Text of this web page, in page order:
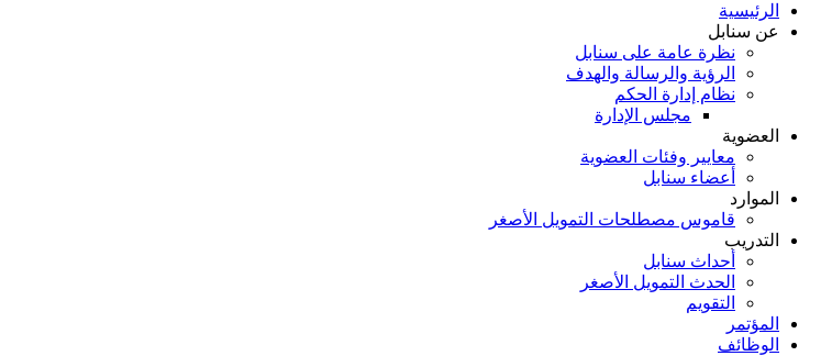
الرئيسية
عن سنابل
نظرة عامة على سنابل
الرؤية والرسالة والهدف
نظام إدارة الحكم
مجلس الإدارة
العضوية
معايير وفئات العضوية
أعضاء سنابل
الموارد
قاموس مصطلحات التمويل الأصغر
التدريب
أحداث سنابل
الحدث التمويل الأصغر
التقويم
المؤتمر
الوظائف